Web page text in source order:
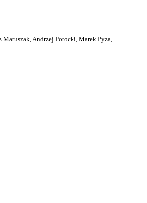
Andrzej Potocki, Marek Pyza,